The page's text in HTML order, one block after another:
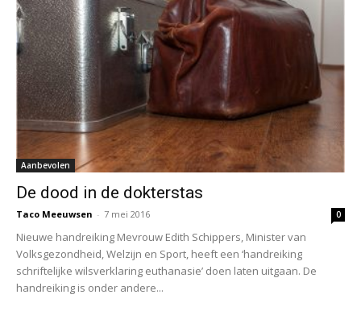
Aanbevolen
De dood in de dokterstas
Taco Meeuwsen - 7 mei 2016 0
Nieuwe handreiking Mevrouw Edith Schippers, Minister van
Volksgezondheid, Welzijn en Sport, heeft een ‘handreiking
schriftelijke wilsverklaring euthanasie’ doen laten uitgaan. De
handreiking is onder andere...